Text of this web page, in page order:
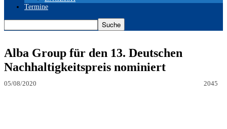
Termine
Alba Group für den 13. Deutschen
Nachhaltigkeitspreis nominiert
05/08/2020 2045